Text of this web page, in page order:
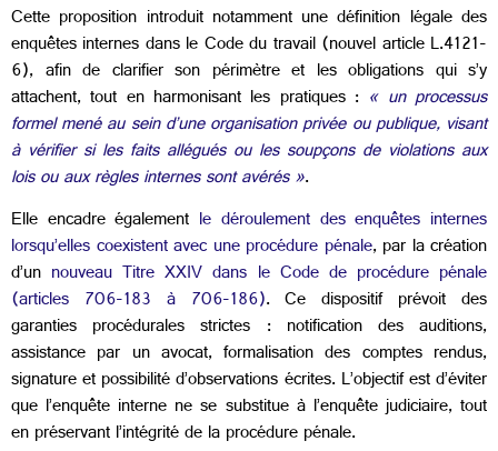
Cette proposition introduit notamment une définition légale des
enquêtes internes dans le Code du travail (nouvel article L.4121-
6), afin de clarifier son périmètre et les obligations qui s’y
attachent, tout en harmonisant les pratiques : « un processus
formel mené au sein d’une organisation privée ou publique, visant
à vérifier si les faits allégués ou les soupçons de violations aux
lois ou aux règles internes sont avérés ».
Elle encadre également le déroulement des enquêtes internes
lorsqu’elles coexistent avec une procédure pénale, par la création
d’un nouveau Titre XXIV dans le Code de procédure pénale
(articles 706-183 à 706-186). Ce dispositif prévoit des
garanties procédurales strictes : notification des auditions,
assistance par un avocat, formalisation des comptes rendus,
signature et possibilité d’observations écrites. L’objectif est d’éviter
que l’enquête interne ne se substitue à l’enquête judiciaire, tout
en préservant l’intégrité de la procédure pénale.